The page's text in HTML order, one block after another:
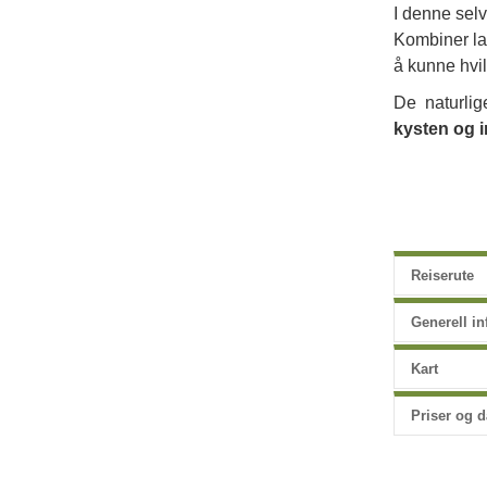
I denne
Kombiner
å kunne
De
kysten og
Reiserute
Generell
Kart
Priser og